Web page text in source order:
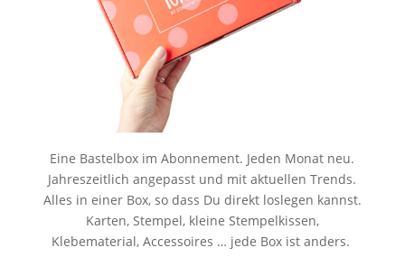
Eine Bastelbox im Abonnement. Jeden Monat neu.
Jahreszeitlich angepasst und mit aktuellen Trends.
Alles in einer Box, so dass Du direkt loslegen kannst.
Karten, Stempel, kleine Stempelkissen,
Klebematerial, Accessoires … jede Box ist anders.